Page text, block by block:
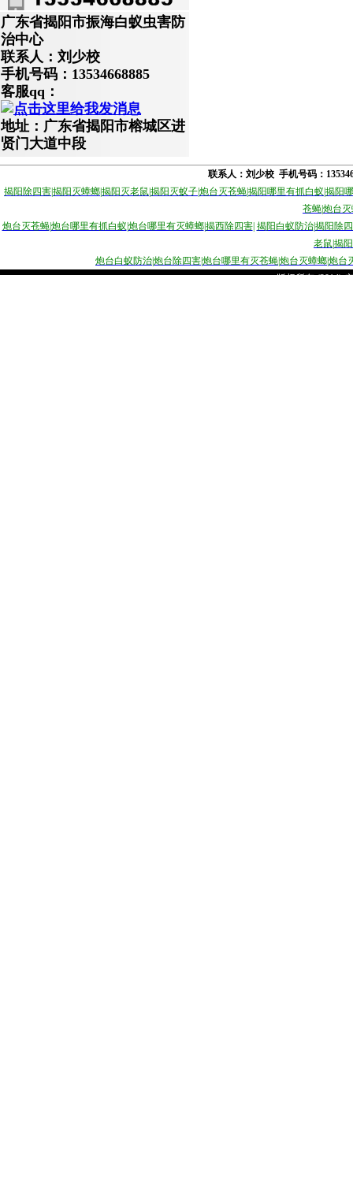
广东省揭阳市振海白蚁虫害防
治中心
联系人：刘少校
手机号码：13534668885
客服qq：
地址：广东省揭阳市榕城区进
贤门大道中段
联系人：刘少校 手机号码：
揭阳除四害揭阳灭蟑螂揭阳灭老鼠揭阳灭蚁子炮台灭苍蝇揭阳哪里有抓白蚁 揭阳
苍蝇炮台
炮台灭苍蝇|炮台哪里有抓白蚁 炮台哪里有灭蟑螂|揭西除四害| 揭阳白蚁防治|揭阳除
老鼠揭
炮台白蚁防治炮台除四害炮台哪里有灭苍蝇炮台灭蟑螂炮台
版权所有 (2014)